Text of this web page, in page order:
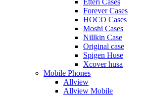
Etteri Cases
Forever Cases
HOCO Cases
Moshi Cases
Nillkin Case
Original case
Spigen Huse
Xcover husa
Mobile Phones
Allview
Allview Mobile